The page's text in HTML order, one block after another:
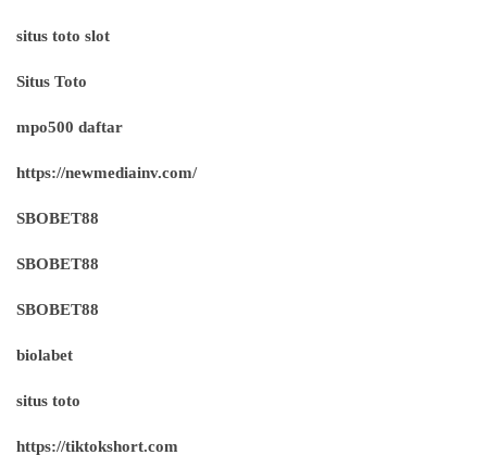
situs toto slot
Situs Toto
mpo500 daftar
https://newmediainv.com/
SBOBET88
SBOBET88
SBOBET88
biolabet
situs toto
https://tiktokshort.com